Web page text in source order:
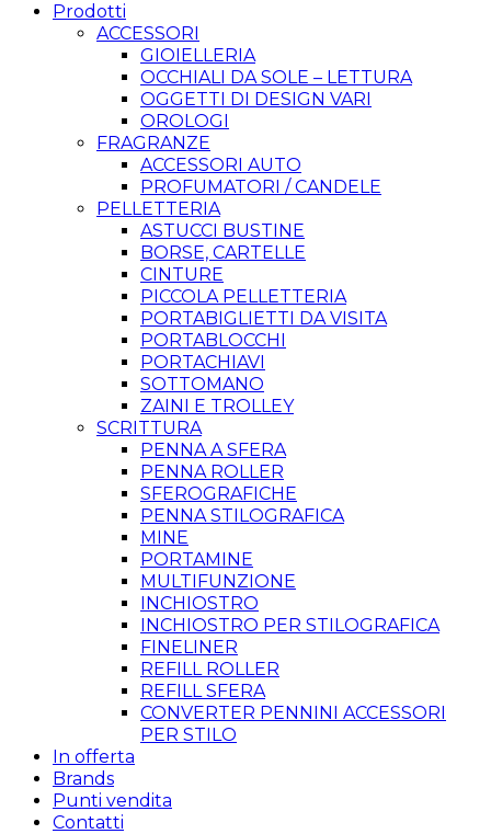
Prodotti
ACCESSORI
GIOIELLERIA
OCCHIALI DA SOLE – LETTURA
OGGETTI DI DESIGN VARI
OROLOGI
FRAGRANZE
ACCESSORI AUTO
PROFUMATORI / CANDELE
PELLETTERIA
ASTUCCI BUSTINE
BORSE, CARTELLE
CINTURE
PICCOLA PELLETTERIA
PORTABIGLIETTI DA VISITA
PORTABLOCCHI
PORTACHIAVI
SOTTOMANO
ZAINI E TROLLEY
SCRITTURA
PENNA A SFERA
PENNA ROLLER
SFEROGRAFICHE
PENNA STILOGRAFICA
MINE
PORTAMINE
MULTIFUNZIONE
INCHIOSTRO
INCHIOSTRO PER STILOGRAFICA
FINELINER
REFILL ROLLER
REFILL SFERA
CONVERTER PENNINI ACCESSORI
PER STILO
In offerta
Brands
Punti vendita
Contatti